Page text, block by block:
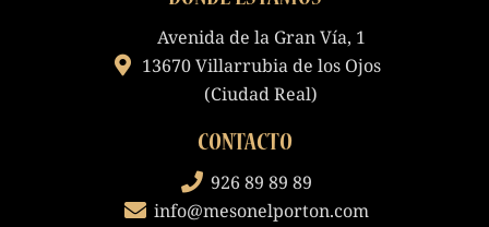
Avenida de la Gran Vía, 1
13670 Villarrubia de los Ojos
(Ciudad Real)
CONTACTO
926 89 89 89
info@mesonelporton.com